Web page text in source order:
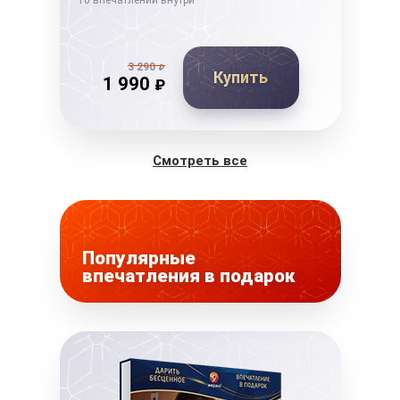
3 290₽
1 990 ₽ Купить
Смотреть все
Популярные
впечатления в подарок